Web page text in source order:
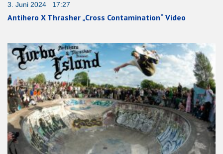
3. Juni 2024 17:27
Antihero X Thrasher „Cross Contamination“ Video